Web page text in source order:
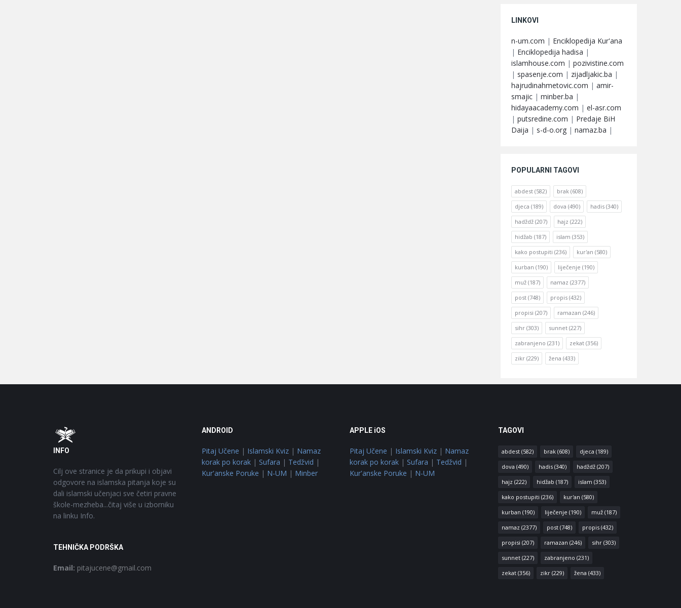
LINKOVI
n-um.com | Enciklopedija Kur'ana
| Enciklopedija hadisa |
islamhouse.com | pozivistine.com
| spasenje.com | zijadljakic.ba |
hajrudinahmetovic.com | amir-
smajic | minber.ba |
hidayaacademy.com | el-asr.com
| putsredine.com | Predaje BiH
Daija | s-d-o.org | namaz.ba |
POPULARNI TAGOVI
abdest (582) brak (608)
djeca (189) dova (490) hadis (340)
hadždž (207) hajz (222)
hidžab (187) islam (353)
kako postupiti (236) kur'an (580)
kurban (190) liječenje (190)
muž (187) namaz (2377)
post (748) propis (432)
propisi (207) ramazan (246)
sihr (303) sunnet (227)
zabranjeno (231) zekat (356)
zikr (229) žena (433)
Footer
INFO
Cilj ove stranice je da prikupi i objavi
odgovore na islamska pitanja koje su
dali islamski učenjaci sve četiri pravne
škole-mezheba...čitaj više u izborniku
na linku Info.
TEHNIČKA PODRŠKA
Email: pitajucene@gmail.com
ANDROID
Pitaj Učene | Islamski Kviz| Namaz
korak po korak| Sufara | Tedžvid |
Kur'anske Poruke | N-UM | Minber
APPLE iOS
Pitaj Učene | Islamski Kviz | Namaz
korak po korak | Sufara | Tedžvid |
Kur'anske Poruke | N-UM
TAGOVI
abdest(582) brak(608) djeca (189)
dova (490) hadis(340) hadždž(207)
hajz (222) hidžab (187) islam (353)
kako postupiti (236) kur'an (580)
kurban (190) liječenje (190) muž(187)
namaz (2377) post(748) propis(432)
propisi (207) ramazan (246) sihr(303)
sunnet(227) zabranjeno (231)
zekat(356) zikr(229) žena (433)